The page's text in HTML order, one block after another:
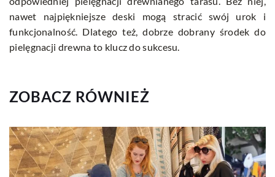
nawet najpiękniejsze deski mogą stracić swój urok i
funkcjonalność. Dlatego też, dobrze dobrany środek do
pielęgnacji drewna to klucz do sukcesu.
ZOBACZ RÓWNIEŻ